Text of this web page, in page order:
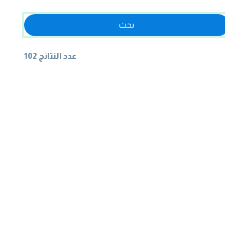
بحث
عدد النتائج 102